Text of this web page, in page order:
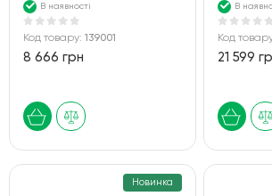
В наявності
Код товару: 139001
8 666 грн
В
Код
21 599
Новинка